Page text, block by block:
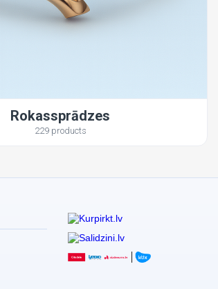
Rokassprādzes
229 products